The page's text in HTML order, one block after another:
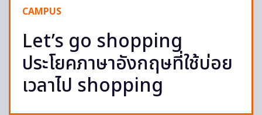
CAMPUS
Let’s go shopping
ประโยคภาษาอังกฤษที่ใช้บ่อย
เวลาไป shopping